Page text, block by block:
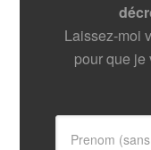
Laissez-moi
pour que je